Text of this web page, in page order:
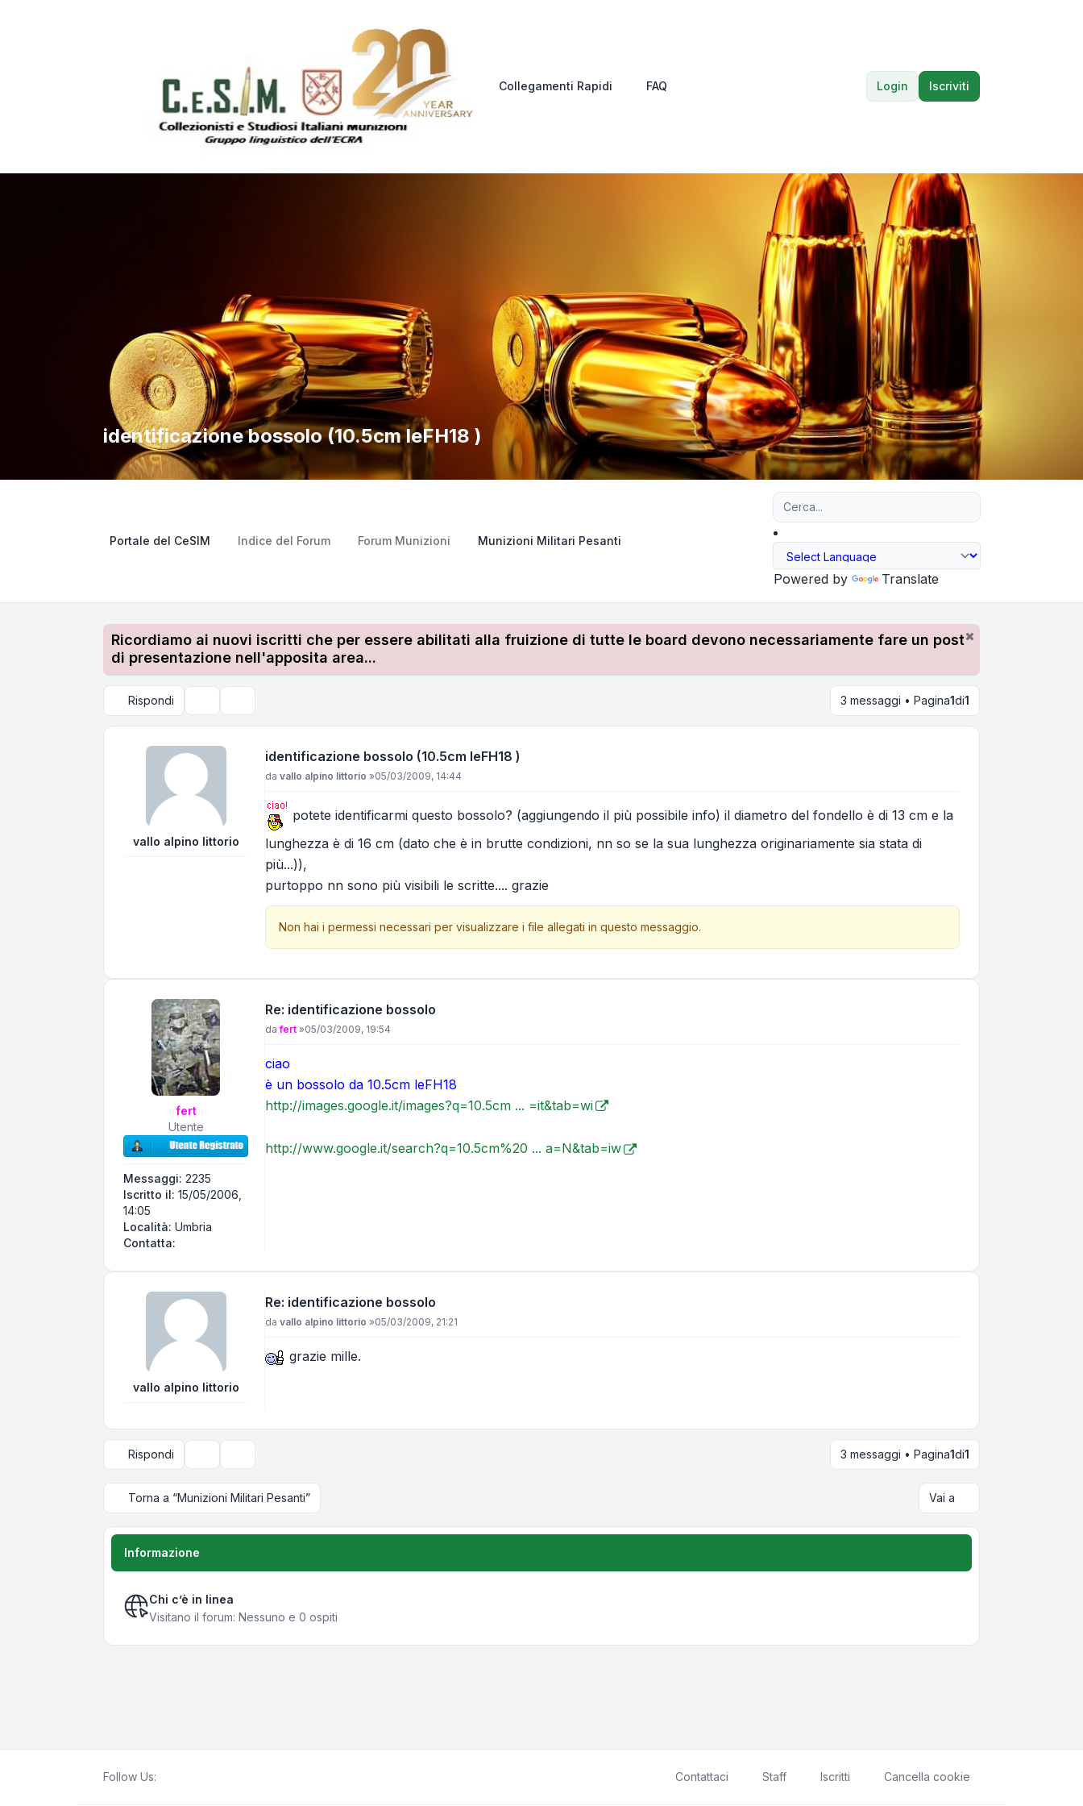
Collegamenti Rapidi FAQ Login Iscriviti
identificazione bossolo (10.5cm leFH18 )
Portale del CeSIM Indice del Forum Forum Munizioni Munizioni Militari Pesanti
Powered by Translate
Ricordiamo ai nuovi iscritti che per essere abilitati alla fruizione di tutte le board devono necessariamente fare un post
di presentazione nell'apposita area...
Rispondi 3 messaggi • Pagina1di1
vallo alpino littorio
identificazione bossolo (10.5cm leFH18 )
Messaggio
da vallo alpino littorio »05/03/2009, 14:44
potete identificarmi questo bossolo? (aggiungendo il più possibile info) il diametro del fondello è di 13 cm e la
lunghezza è di 16 cm (dato che è in brutte condizioni, nn so se la sua lunghezza originariamente sia stata di
più...)),
purtoppo nn sono più visibili le scritte.... grazie
Non hai i permessi necessari per visualizzare i file allegati in questo messaggio.
fert
Utente
Messaggi: 2235
Iscritto il: 15/05/2006,
14:05
Località: Umbria
Contatta:
Re: identificazione bossolo
Messaggio
dafert »05/03/2009, 19:54
ciao
è un bossolo da 10.5cm leFH18
http://images.google.it/images?q=10.5cm ... =it&tab=wi
http://www.google.it/search?q=10.5cm%20 ... a=N&tab=iw
vallo alpino littorio
Re: identificazione bossolo
Messaggio
da vallo alpino littorio »05/03/2009, 21:21
grazie mille.
Rispondi 3 messaggi • Pagina1di1
Torna a “Munizioni Militari Pesanti” Vai a
Informazione
Chi c’è in linea
Visitano il forum: Nessuno e 0 ospiti
Follow Us: Contattaci Staff Iscritti Cancella cookie